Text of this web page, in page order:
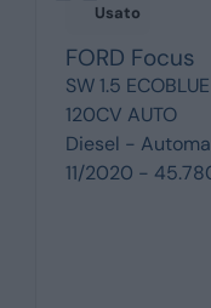
Usato
FORD Focus
SW 1.5
120CV AUTO
Diesel -
11/2020 -